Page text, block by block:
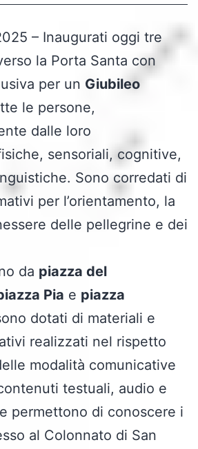
– Inaugurati oggi tre
la Porta Santa con
per un Giubileo
le persone,
dalle loro
sensoriali, cognitive,
Sono corredati di
per l’orientamento, la
delle pellegrine e dei
da piazza del
Pia e piazza
dotati di materiali e
realizzati nel rispetto
modalità comunicative
testuali, audio e
permettono di conoscere i
al Colonnato di San